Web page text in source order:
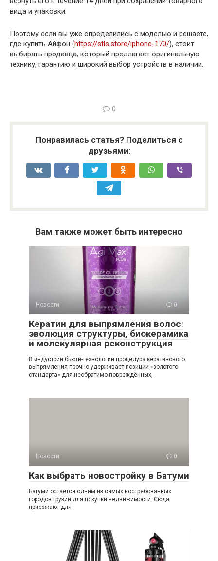
вида и упаковки.
Поэтому если вы уже определились с моделью и решаете,
где купить Айфон (https://stls.store/iphone-170/), стоит
выбирать продавца, который предлагает оригинальную
технику, гарантию и широкий выбор устройств в наличии.
0
Понравилась статья? Поделиться с
друзьями:
Вам также может быть интересно
Новости 0
Кератин для выпрямления волос:
эволюция структуры, биокерамика
и молекулярная реконструкция
В индустрии бьюти-технологий процедура кератинового
выпрямления прочно удерживает позиции «золотого
стандарта» для необратимо повреждённых,
Новости 0
Как выбрать новостройку в Батуми
Батуми остается одним из самых востребованных
городов Грузии для покупки недвижимости. Сюда
приезжают для